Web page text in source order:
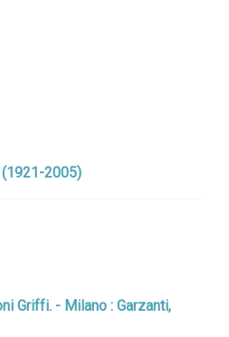
2005)
Griffi. - Milano : Garzanti,